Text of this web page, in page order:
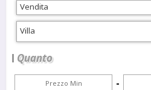
Villa
Quanto
-